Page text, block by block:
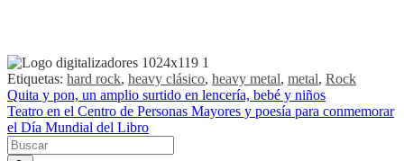
Etiquetas: hard rock, heavy clásico, heavy metal, metal, Rock
Navegación de entradas
Quita y pon, un amplio surtido en lencería, bebé y niños
Teatro en el Centro de Personas Mayores y poesía para conmemorar
el Día Mundial del Libro
Buscar en la web